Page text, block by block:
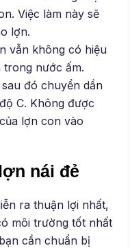
Việc làm này sẽ
lợn.
vẫn không có hiệu
nước ấm.
đó chuyển dần
C. Không được
lợn con vào
nái đẻ
ra thuận lợi nhất,
môi trường tốt nhất
cần chuẩn bị